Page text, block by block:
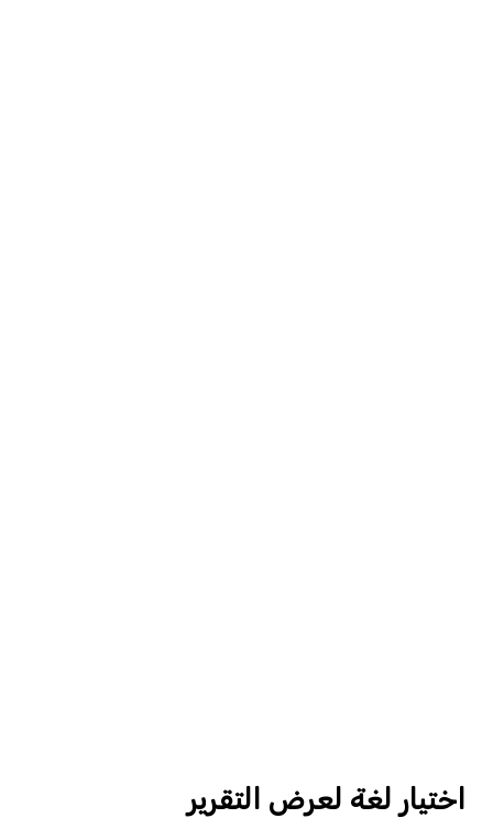
اختيار لغة لعرض التقرير